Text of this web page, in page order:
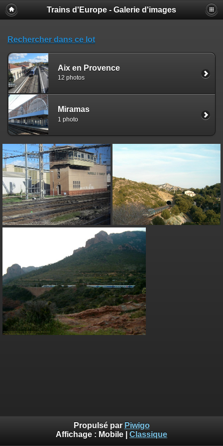
Trains d'Europe - Galerie d'images
Rechercher dans ce lot
Aix en Provence
12 photos
Miramas
1 photo
Propulsé par Piwigo
Affichage : Mobile Classique